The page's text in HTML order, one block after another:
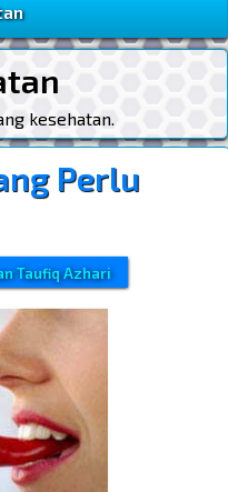
kesehatan.
Perlu
Taufiq Azhari